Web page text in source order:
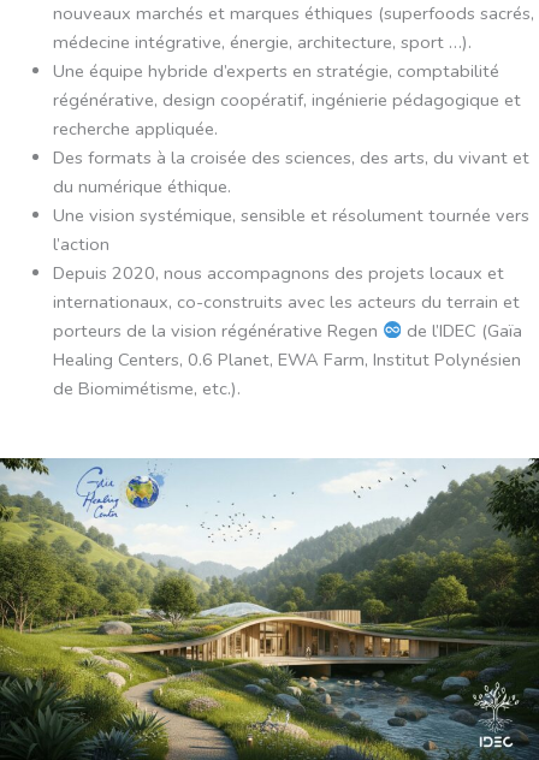
nouveaux marchés et marques éthiques (superfoods sacrés,
médecine intégrative, énergie, architecture, sport …).
Une équipe hybride d’experts en stratégie, comptabilité
régénérative, design coopératif, ingénierie pédagogique et
recherche appliquée.
Des formats à la croisée des sciences, des arts, du vivant et
du numérique éthique.
Une vision systémique, sensible et résolument tournée vers
l’action
Depuis 2020, nous accompagnons des projets locaux et
internationaux, co-construits avec les acteurs du terrain et
porteurs de la vision régénérative Regen
de l’IDEC (Gaïa
Healing Centers, 0.6 Planet, EWA Farm, Institut Polynésien
de Biomimétisme, etc.).